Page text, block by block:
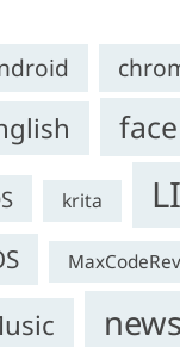
krita
news